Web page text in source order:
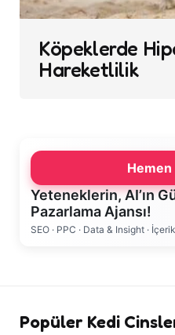
Köpeklerde
Hareketlilik
Yeteneklerin, AI’ın
Pazarlama Ajansı!
SEO · PPC · Data & Insight ·
Popüler Kedi